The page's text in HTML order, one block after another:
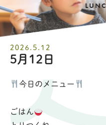
2026.5.12
5月12日
今日のメニュー
ごはん